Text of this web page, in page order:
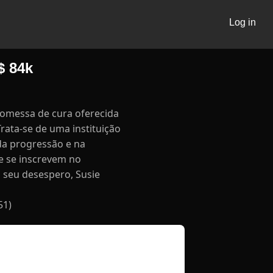
Log in
84k
de cura oferecida
se de uma instituição
progressão e na
se inscrevem no
desespero, Susie